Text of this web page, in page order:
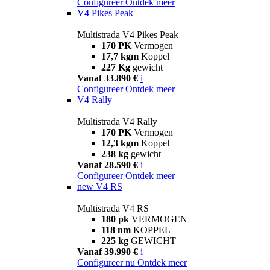
V4 Pikes Peak
Multistrada V4 Pikes Peak
170 PK Vermogen
17,7 kgm Koppel
227 Kg gewicht
Vanaf 33.890 € i
Configureer Ontdek meer
V4 Rally
Multistrada V4 Rally
170 PK Vermogen
12,3 kgm Koppel
238 kg gewicht
Vanaf 28.590 € i
Configureer Ontdek meer
new V4 RS
Multistrada V4 RS
180 pk VERMOGEN
118 nm KOPPEL
225 kg GEWICHT
Vanaf 39.990 € i
Configureer nu Ontdek meer